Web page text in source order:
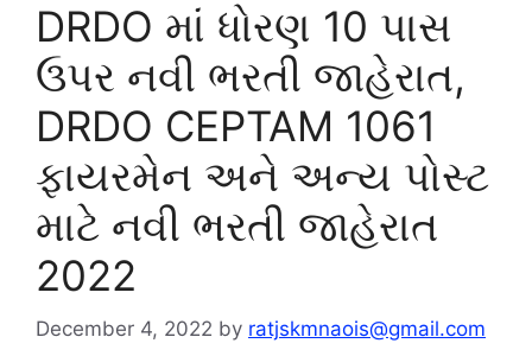
DRDO માં ધોરણ 10 પાસ
ઉપર નવી ભરતી જાહેરાત,
DRDO CEPTAM 1061
ફાયરમેન અને અન્ય પોસ્ટ
માટે નવી ભરતી જાહેરાત
2022
December 4, 2022 by ratjskmnaois@gmail.com